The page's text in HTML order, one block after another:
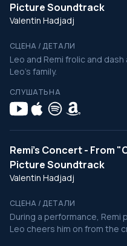
Picture Soundtrack
Valentin Hadjadj
СЦЕНА / ДЕТАЛИ
Leo and Remi frolic and
Leo's family.
СЛУШАТЬ НА
Remi’s Concert - From
Picture Soundtrack
Valentin Hadjadj
СЦЕНА / ДЕТАЛИ
During a performance, Remi
Leo cheers him on from the